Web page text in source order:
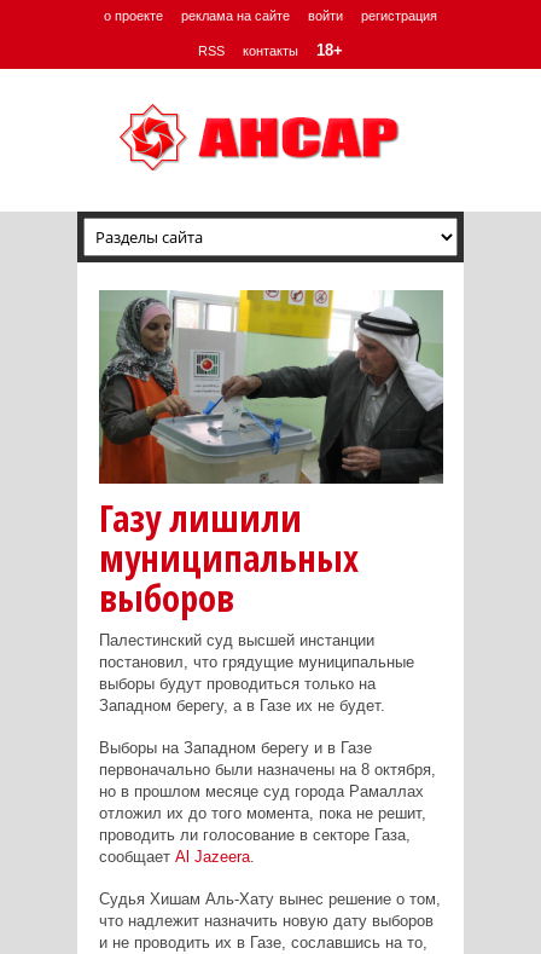
о проекте реклама на сайте войти регистрация
RSS контакты 18+
Газу лишили
муниципальных
выборов
Палестинский суд высшей инстанции
постановил, что грядущие муниципальные
выборы будут проводиться только на
Западном берегу, а в Газе их не будет.
Выборы на Западном берегу и в Газе
первоначально были назначены на 8 октября,
но в прошлом месяце суд города Рамаллах
отложил их до того момента, пока не решит,
проводить ли голосование в секторе Газа,
сообщает Al Jazeera.
Судья Хишам Аль-Хату вынес решение о том,
что надлежит назначить новую дату выборов
и не проводить их в Газе, сославшись на то,